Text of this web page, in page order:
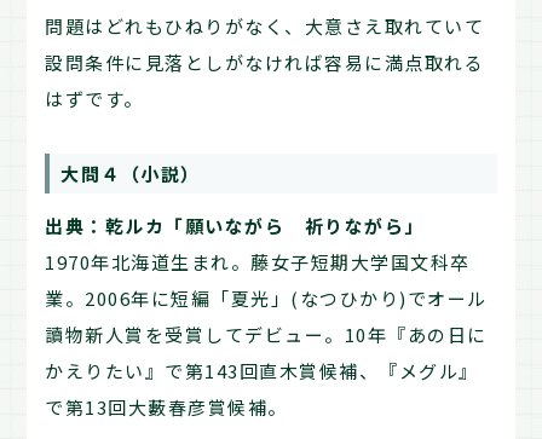
問題はどれもひねりがなく、大意さえ取れていて
設問条件に見落としがなければ容易に満点取れる
はずです。
大問４（小説）
出典：乾ルカ「願いながら 祈りながら」
1970年北海道生まれ。藤女子短期大学国文科卒
業。2006年に短編「夏光」(なつひかり)でオール
讀物新人賞を受賞してデビュー。10年『あの日に
かえりたい』で第143回直木賞候補、『メグル』
で第13回大藪春彦賞候補。